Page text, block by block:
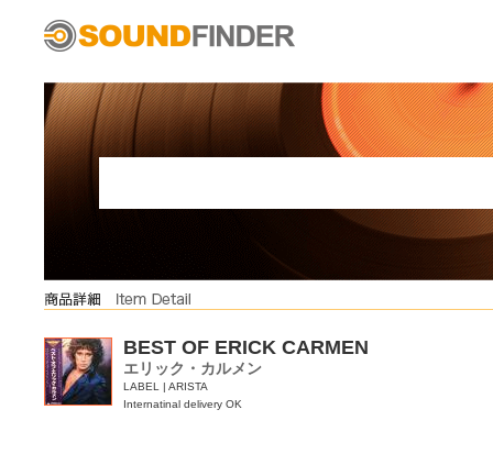
BEST OF ERICK CARMEN
エリック・カルメン
LABEL | ARISTA
Internatinal delivery OK